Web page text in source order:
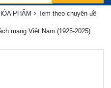
PHẨM
Tem theo chuyên đề
mạng Việt Nam (1925-2025)